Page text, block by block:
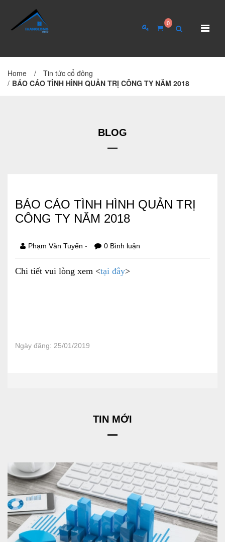
0
TRANG CHỦ
Hồ sơ năng lực
Tin tức cổ đông
Đại hội cổ đông
Dịch vụ xây dựng
Home /
Tin tức cổ đông
/ BÁO CÁO TÌNH HÌNH QUẢN TRỊ CÔNG TY NĂM 2018
BLOG
BÁO CÁO TÌNH HÌNH QUẢN TRỊ
CÔNG TY NĂM 2018
Phạm Văn Tuyến - 0 Bình luận
Chi tiết vui lòng xem <tại đây>
Ngày đăng: 25/01/2019
TIN MỚI